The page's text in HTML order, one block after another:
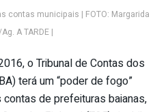
contas municipais | FOTO: Margarida
A TARDE |
o Tribunal de Contas dos
terá um “poder de fogo”
de prefeituras baianas,